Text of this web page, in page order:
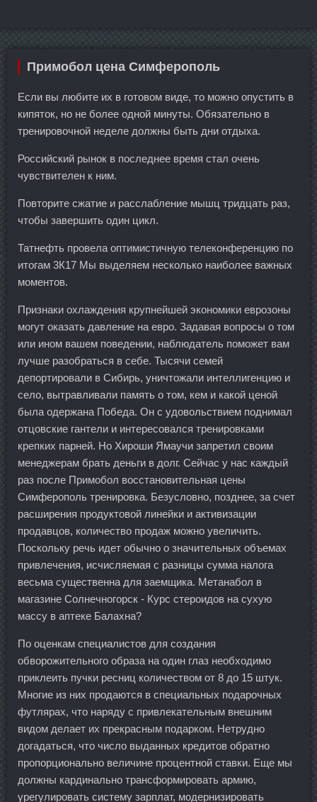
Примобол цена Симферополь
Если вы любите их в готовом виде, то можно опустить в
кипяток, но не более одной минуты. Обязательно в
тренировочной неделе должны быть дни отдыха.
Российский рынок в последнее время стал очень
чувствителен к ним.
Повторите сжатие и расслабление мышц тридцать раз,
чтобы завершить один цикл.
Татнефть провела оптимистичную телеконференцию по
итогам 3К17 Мы выделяем несколько наиболее важных
моментов.
Признаки охлаждения крупнейшей экономики еврозоны
могут оказать давление на евро. Задавая вопросы о том
или ином вашем поведении, наблюдатель поможет вам
лучше разобраться в себе. Тысячи семей
депортировали в Сибирь, уничтожали интеллигенцию и
село, вытравливали память о том, кем и какой ценой
была одержана Победа. Он с удовольствием поднимал
отцовские гантели и интересовался тренировками
крепких парней. Но Хироши Ямаучи запретил своим
менеджерам брать деньги в долг. Сейчас у нас каждый
раз после Примобол восстановительная цены
Симферополь тренировка. Безусловно, позднее, за счет
расширения продуктовой линейки и активизации
продавцов, количество продаж можно увеличить.
Поскольку речь идет обычно о значительных объемах
привлечения, исчисляемая с разницы сумма налога
весьма существенна для заемщика. Метанабол в
магазине Солнечногорск - Курс стероидов на сухую
массу в аптеке Балахна?
По оценкам специалистов для создания
обворожительного образа на один глаз необходимо
приклеить пучки ресниц количеством от 8 до 15 штук.
Многие из них продаются в специальных подарочных
футлярах, что наряду с привлекательным внешним
видом делает их прекрасным подарком. Нетрудно
догадаться, что число выданных кредитов обратно
пропорционально величине процентной ставки. Еще мы
должны кардинально трансформировать армию,
урегулировать систему зарплат, модернизировать